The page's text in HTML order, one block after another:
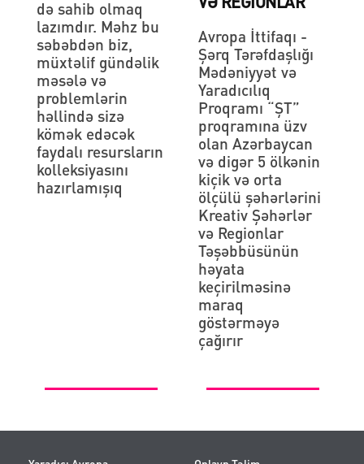
də sahib olmaq
lazımdır. Məhz bu
səbəbdən biz,
müxtəlif gündəlik
məsələ və
problemlərin
həllində sizə
kömək edəcək
faydalı resursların
kolleksiyasını
hazırlamışıq
Avropa İttifaqı -
Şərq Tərəfdaşlığı
Mədəniyyət və
Yaradıcılıq
Proqramı “ŞT”
proqramına üzv
olan Azərbaycan
və digər 5 ölkənin
kiçik və orta
ölçülü şəhərlərini
Kreativ Şəhərlər
və Regionlar
Təşəbbüsünün
həyata
keçirilməsinə
maraq
göstərməyə
çağırır